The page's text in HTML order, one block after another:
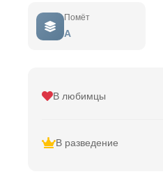
Помёт
A
В любимцы
В разведение